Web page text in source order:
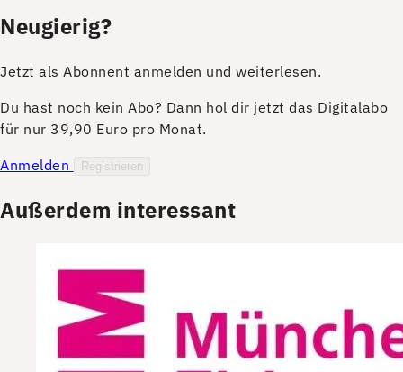
Neugierig?
Jetzt als Abonnent anmelden und weiterlesen.
Du hast noch kein Abo? Dann hol dir jetzt das Digitalabo
für nur 39,90 Euro pro Monat.
Anmelden
Registrieren
Außerdem interessant